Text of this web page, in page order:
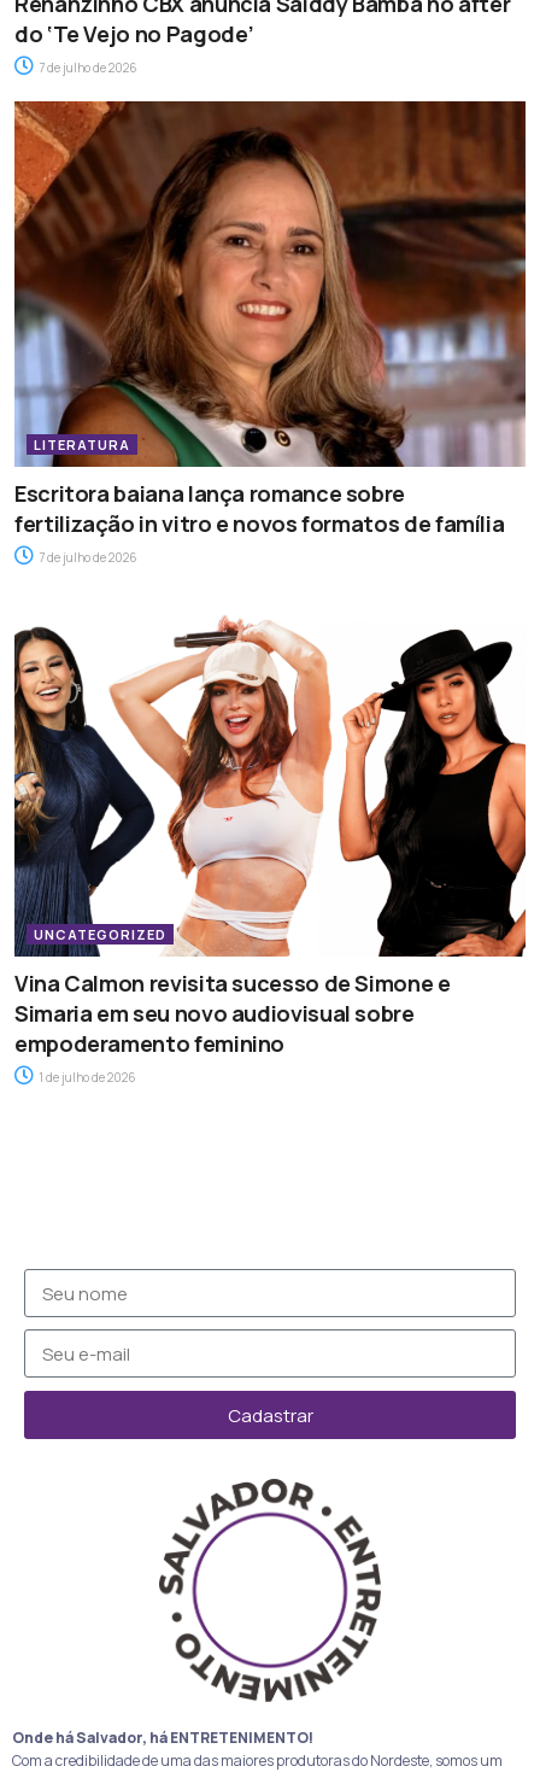
do ‘Te Vejo no Pagode’
7 de julho de 2026
LITERATURA
Escritora baiana lança romance sobre
fertilização in vitro e novos formatos de família
7 de julho de 2026
UNCATEGORIZED
Vina Calmon revisita sucesso de Simone e
Simaria em seu novo audiovisual sobre
empoderamento feminino
1 de julho de 2026
Cadastrar
Onde há Salvador, há ENTRETENIMENTO!
Com a credibilidade de uma das maiores produtoras do Nordeste, somos um